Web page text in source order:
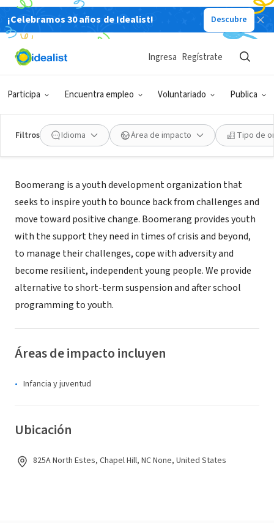
¡Celebramos 30 años de Idealist! Descubre
Participa Encuentra empleo Voluntariado Publica
Ingresa Regístrate
Filtros Idioma Área de impacto Tipo de
ORGANIZACIÓN SIN FIN DE LUCRO
Boomerang Youth, Inc.
Acerca de
Boomerang is a youth development organization that
seeks to inspire youth to bounce back from challenges and
move toward positive change. Boomerang provides youth
with the support they need in times of crisis and beyond,
to manage their challenges, cope with adversity and
become resilient, independent young people. We provide
alternative to short-term suspension and after school
programming to youth.
Áreas de impacto incluyen
Infancia y juventud
Ubicación
825A North Estes, Chapel Hill, NC None, United States